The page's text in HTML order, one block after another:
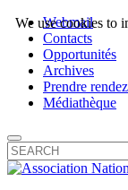
Webmail
Contacts
Opportunités
Archives
Prendre
Médiathèque
We use cookies to